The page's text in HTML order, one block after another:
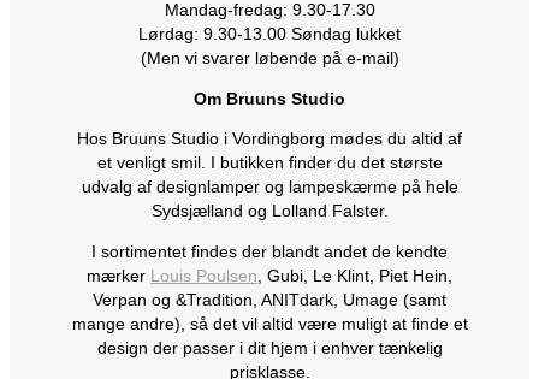
Mandag-fredag: 9.30-17.30
Lørdag: 9.30-13.00 Søndag lukket
(Men vi svarer løbende på e-mail)
Om Bruuns Studio
Hos Bruuns Studio i Vordingborg mødes du altid af
et venligt smil. I butikken finder du det største
udvalg af designlamper og lampeskærme på hele
Sydsjælland og Lolland Falster.
I sortimentet findes der blandt andet de kendte
mærker Louis Poulsen, Gubi, Le Klint, Piet Hein,
Verpan og &Tradition, ANITdark, Umage (samt
mange andre), så det vil altid være muligt at finde et
design der passer i dit hjem i enhver tænkelig
prisklasse.